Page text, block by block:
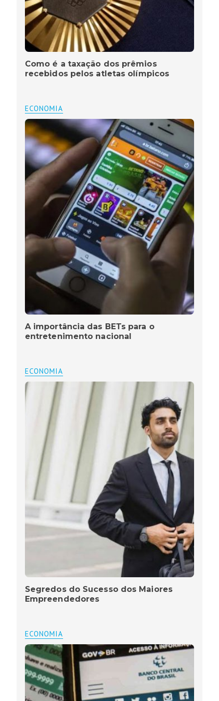
Como é a taxação dos prêmios
recebidos pelos atletas olímpicos
ECONOMIA
A importância das BETs para o
entretenimento nacional
ECONOMIA
Segredos do Sucesso dos Maiores
Empreendedores
ECONOMIA